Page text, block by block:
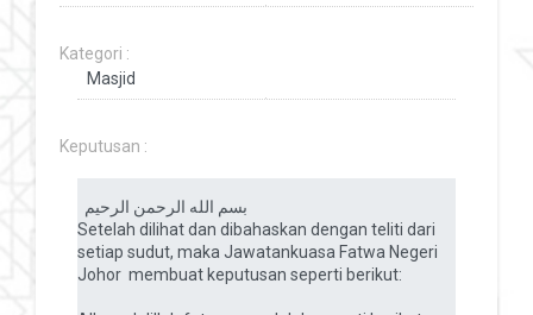
Kategori :
Keputusan :